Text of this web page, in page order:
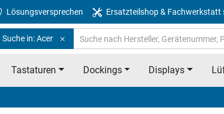
Lösungsversprechen Ersatzteilshop & Fachwerkstatt
Suche in: Acer
Tastaturen Dockings Displays